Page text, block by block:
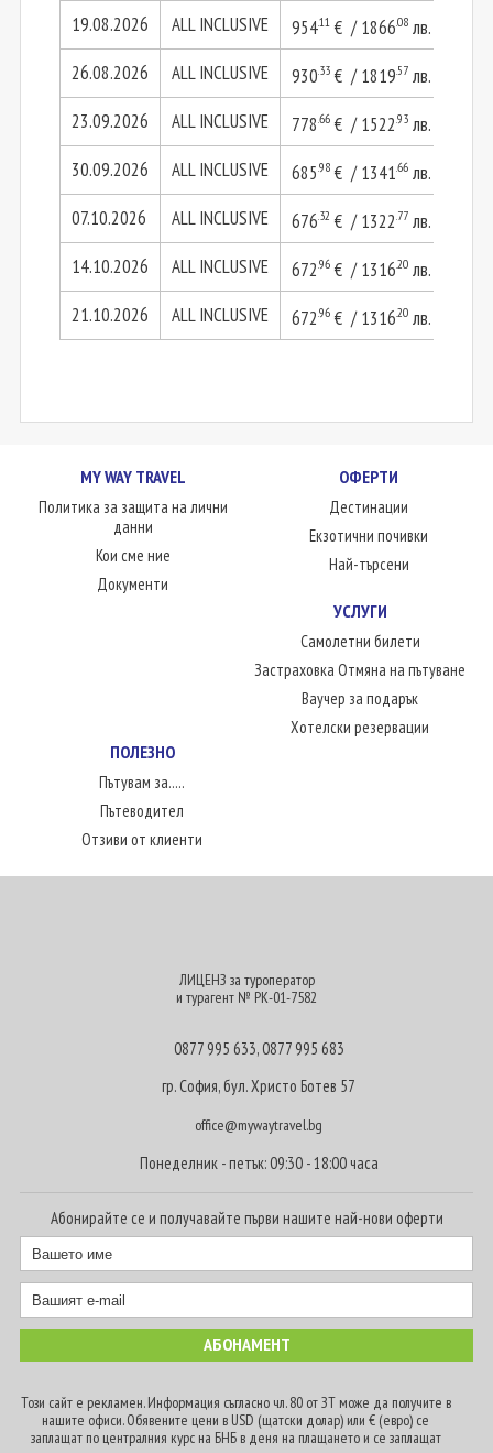
19.08.2026 ALL INCLUSIVE 954.11€ / 1866.08лв.
26.08.2026 ALL INCLUSIVE 930.33€ / 1819.57лв.
23.09.2026 ALL INCLUSIVE 778.66€ / 1522.93лв.
30.09.2026 ALL INCLUSIVE 685.98€ / 1341.66лв.
07.10.2026 ALL INCLUSIVE 676.32 € / 1322.77лв.
14.10.2026 ALL INCLUSIVE 672.96€ / 1316.20лв.
21.10.2026 ALL INCLUSIVE 672.96€ / 1316.20лв.
MY WAY TRAVEL
Политика за защита на лични
данни
Кои сме ние
Документи
ОФЕРТИ
Дестинации
Екзотични почивки
Най-търсени
УСЛУГИ
Самолетни билети
Застраховка Отмяна на пътуване
Ваучер за подарък
Хотелски резервации
ПОЛЕЗНО
Пътувам за.....
Пътеводител
Отзиви от клиенти
ЛИЦЕНЗ за туроператор
и турагент № РК-01-7582
0877 995 633,0877 995 683
гр. София, бул. Христо Ботев 57
office@mywaytravel.bg
Понеделник - петък: 09:30 - 18:00 часа
Абонирайте се и получавайте първи нашите най-нови оферти
Този сайт е рекламен. Информация съгласно чл. 80 от ЗТ може да получите в
нашите офиси. Обявените цени в USD (щатски долар) или € (евро) се
заплащат по централния курс на БНБ в деня на плащането и се заплащат